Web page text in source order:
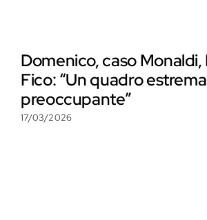
Domenico, caso
Fico: “Un quadro
preoccupante”
17/03/2026